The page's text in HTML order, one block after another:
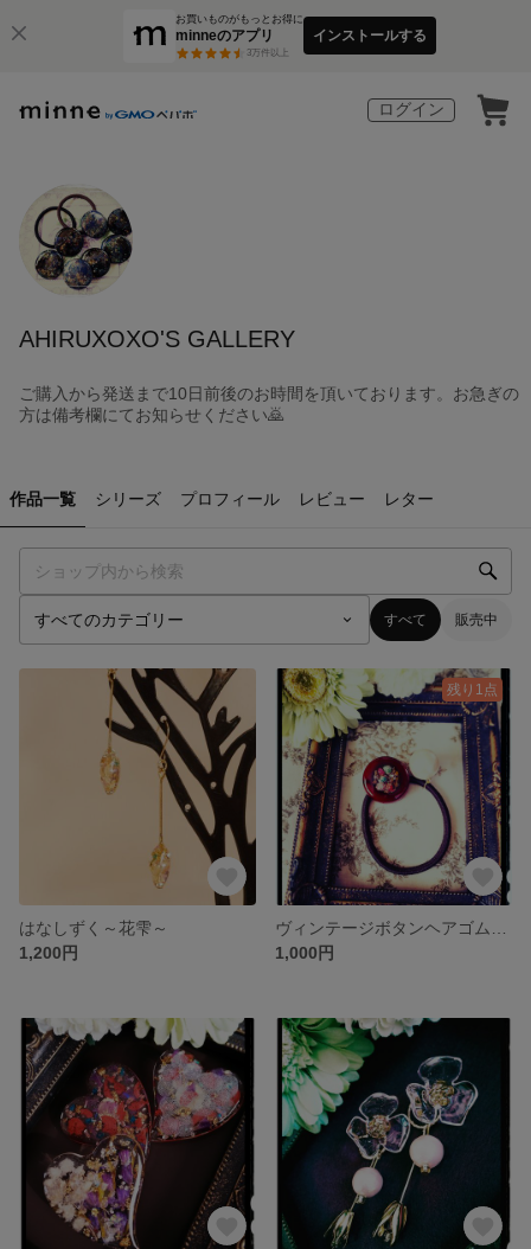
お買いものがもっとお得に
minneのアプリ
3万件以上
インストールする
ログイン
AHIRUXOXO'S GALLERY
ご購入から発送まで10日前後のお時間を頂いております。お急ぎの
方は備考欄にてお知らせください🙇
作品一覧 シリーズ プロフィール レビュー レター
すべて 販売中
はなしずく～花雫～
1,200円
残り1点
1,000円